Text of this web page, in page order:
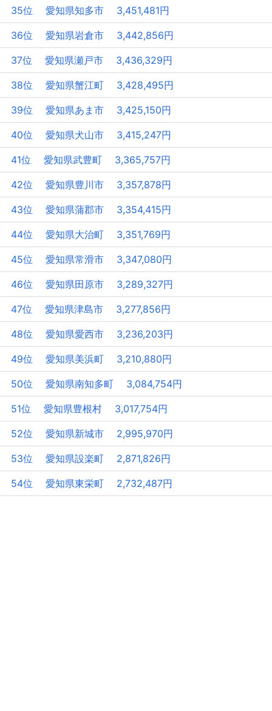
35位 愛知県知多市 3,451,481円
36位 愛知県岩倉市 3,442,856円
37位 愛知県瀬戸市 3,436,329円
38位 愛知県蟹江町 3,428,495円
39位 愛知県あま市 3,425,150円
40位 愛知県犬山市 3,415,247円
41位 愛知県武豊町 3,365,757円
42位 愛知県豊川市 3,357,878円
43位 愛知県蒲郡市 3,354,415円
44位 愛知県大治町 3,351,769円
45位 愛知県常滑市 3,347,080円
46位 愛知県田原市 3,289,327円
47位 愛知県津島市 3,277,856円
48位 愛知県愛西市 3,236,203円
49位 愛知県美浜町 3,210,880円
50位 愛知県南知多町 3,084,754円
51位 愛知県豊根村 3,017,754円
52位 愛知県新城市 2,995,970円
53位 愛知県設楽町 2,871,826円
54位 愛知県東栄町 2,732,487円